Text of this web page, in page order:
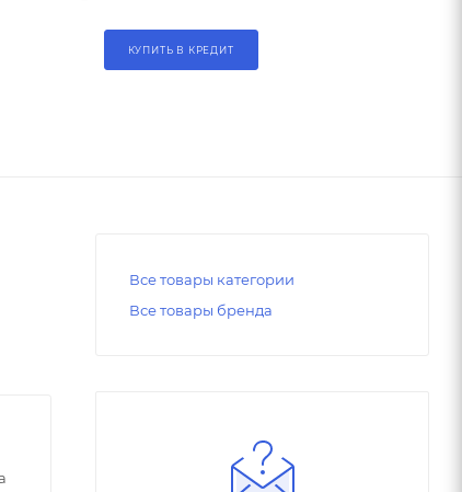
КУПИТЬ В КРЕДИТ
Все товары категории
Все товары бренда